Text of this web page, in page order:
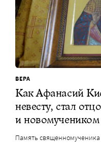
ВЕРА
Как Афанасий
невесту, стал
и новомучеником
Память священномученика